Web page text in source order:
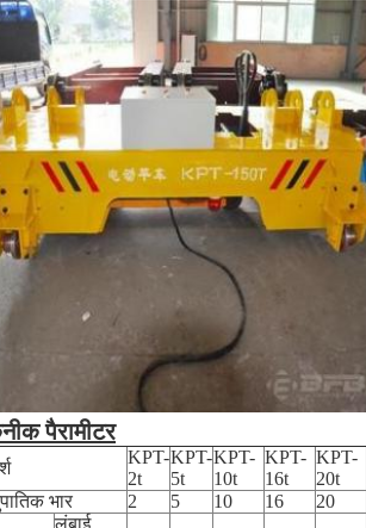
पैरामीटर
KPT-
2t
KPT-
5t
KPT-
10t
KPT-
16t
KPT-
20t
भार
2 5 10 16 20
लंबाई